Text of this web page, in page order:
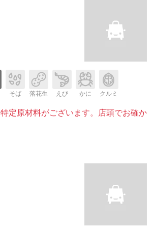
そば 落花生 えび かに クルミ
定原材料がございます。店頭でお確か